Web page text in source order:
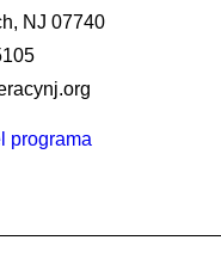
NJ 07740
programa